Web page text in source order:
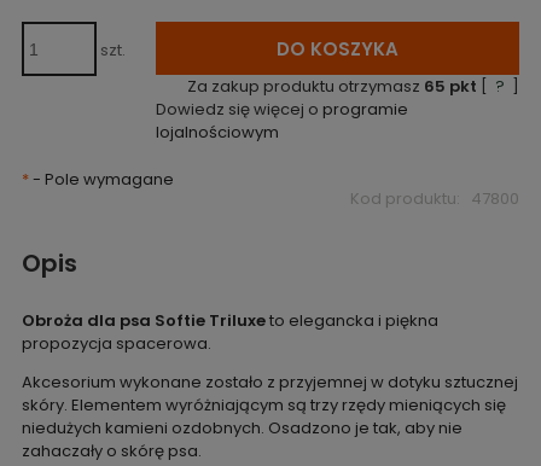
pojawił się
szt. DO KOSZYKA
Za zakup produktu otrzymasz 65 pkt [ ? ]
Dowiedz się więcej o programie
lojalnościowym
*- Pole wymagane
Kod produktu: 47800
Opis
Obroża dla psa Softie Triluxeto elegancka i piękna
propozycja spacerowa.
Akcesorium wykonane zostało z przyjemnej w dotyku sztucznej
skóry. Elementem wyróżniającym są trzy rzędy mieniących się
niedużych kamieni ozdobnych. Osadzono je tak, aby nie
zahaczały o skórę psa.